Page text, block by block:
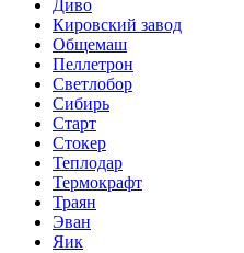
Диво
Кировский завод
Общемаш
Пеллетрон
Светлобор
Сибирь
Старт
Стокер
Теплодар
Термокрафт
Траян
Эван
Яик